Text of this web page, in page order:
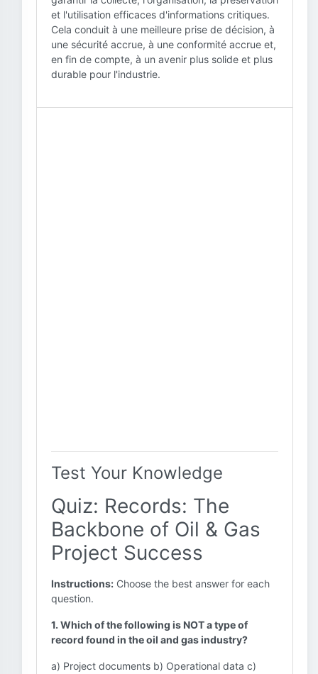
et l'utilisation efficaces d'informations critiques.
Cela conduit à une meilleure prise de décision, à
une sécurité accrue, à une conformité accrue et,
en fin de compte, à un avenir plus solide et plus
durable pour l'industrie.
Test Your Knowledge
Quiz: Records: The
Backbone of Oil & Gas
Project Success
Instructions: Choose the best answer for each
question.
1. Which of the following is NOT a type of
record found in the oil and gas industry?
a) Project documents b) Operational data c)